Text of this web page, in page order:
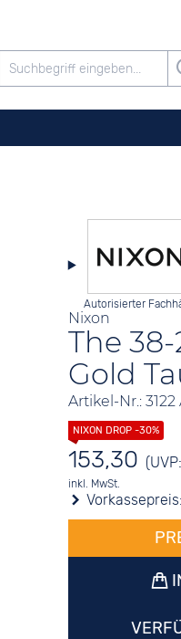
Nixon
The
Gold
Artikel-Nr.: 3122
Autorisierter
153,30
inkl. MwSt.
Vorkassepreis: